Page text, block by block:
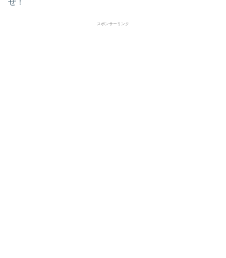
ぜ！
スポンサーリンク